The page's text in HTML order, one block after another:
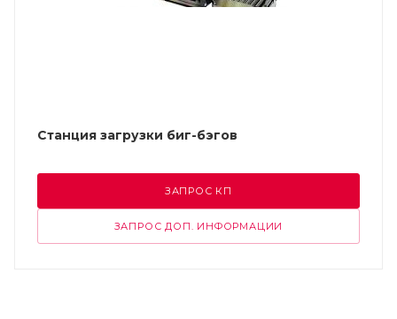
Станция загрузки биг-бэгов
ЗАПРОС КП
ЗАПРОС ДОП. ИНФОРМАЦИИ